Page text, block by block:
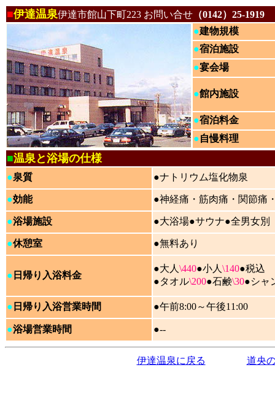
■伊達温泉伊達市館山下町223 お問い合せ （0142）25-1919
●建物規模
●宿泊施設
●宴会場
●館内施設
●宿泊料金
●自慢料理
■温泉と浴場の仕様
●泉質 ●ナトリウム塩化物泉
●効能 ●神経痛・筋肉痛・関節痛
●浴場施設 ●大浴場●サウナ●全男女別
●休憩室 ●無料あり
● 日帰り入浴料金
●大人 \440●小人 \140●税込
●タオル\200●石鹸\30●シャ
● 日帰り入浴営業時間 ●午前8:00～午後11:00
●浴場営業時間 ●--
伊達温泉に戻る 道央